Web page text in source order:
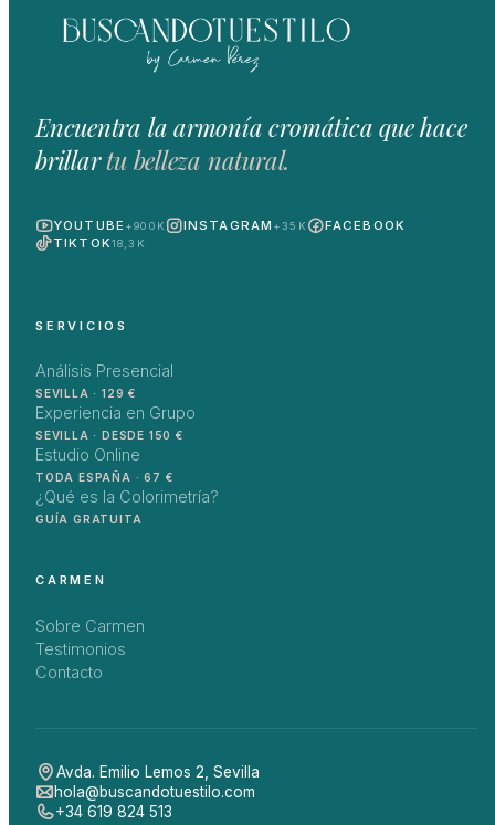
Encuentra la armonía cromática que hace
brillartu belleza natural.
YOUTUBE +900K INSTAGRAM +35K
FACEBOOK
TIKTOK18,3K
SERVICIOS
Análisis Presencial
SEVILLA · 129 €
Experiencia en Grupo
SEVILLA · DESDE 150 €
Estudio Online
TODA ESPAÑA · 67 €
¿Qué es la Colorimetría?
GUÍA GRATUITA
CARMEN
Sobre Carmen
Testimonios
Contacto
Avda. Emilio Lemos 2 Sevilla
hola@buscandotuestilo.com
+34 619 824 513